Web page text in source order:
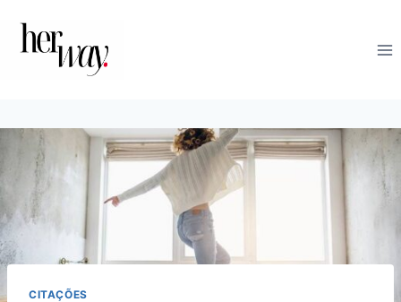
CITAÇÕES